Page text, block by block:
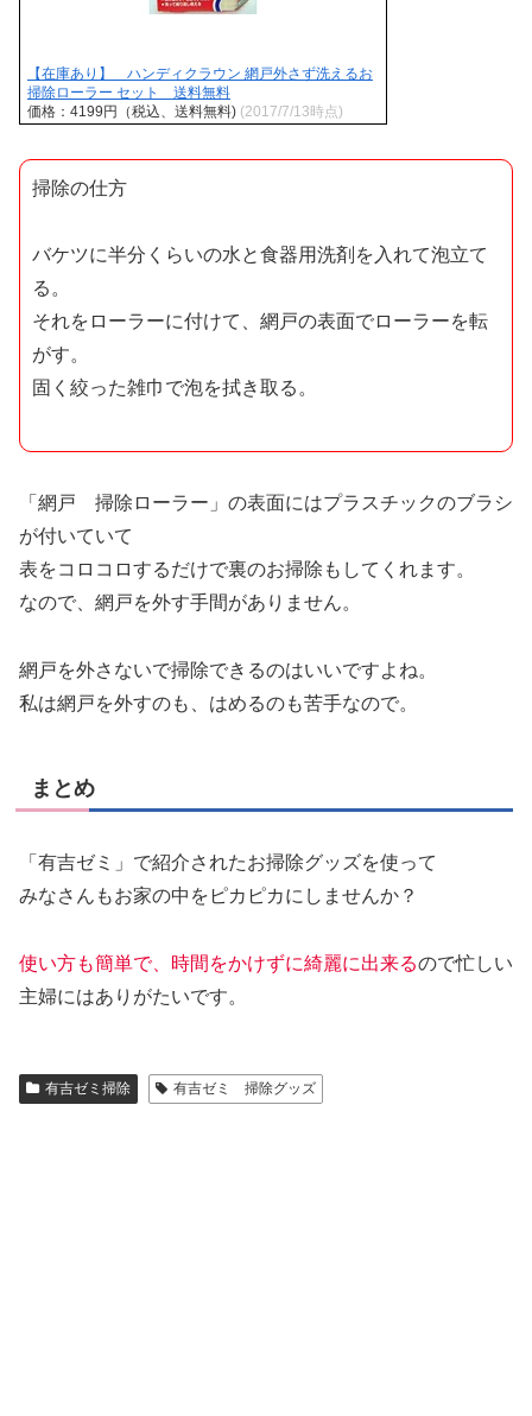
【在庫あり】 ハンディクラウン 網戸外さず洗えるお
掃除ローラー セット 送料無料
価格：4199円（税込、送料無料) (2017/7/13時点)
掃除の仕方
バケツに半分くらいの水と食器用洗剤を入れて泡立て
る。
それをローラーに付けて、網戸の表面でローラーを転
がす。
固く絞った雑巾で泡を拭き取る。
「網戸 掃除ローラー」の表面にはプラスチックのブラシ
が付いていて
表をコロコロするだけで裏のお掃除もしてくれます。
なので、網戸を外す手間がありません。
網戸を外さないで掃除できるのはいいですよね。
私は網戸を外すのも、はめるのも苦手なので。
まとめ
「有吉ゼミ」で紹介されたお掃除グッズを使って
みなさんもお家の中をピカピカにしませんか？
使い方も簡単で、時間をかけずに綺麗に出来るので忙しい
主婦にはありがたいです。
有吉ゼミ掃除 有吉ゼミ 掃除グッズ